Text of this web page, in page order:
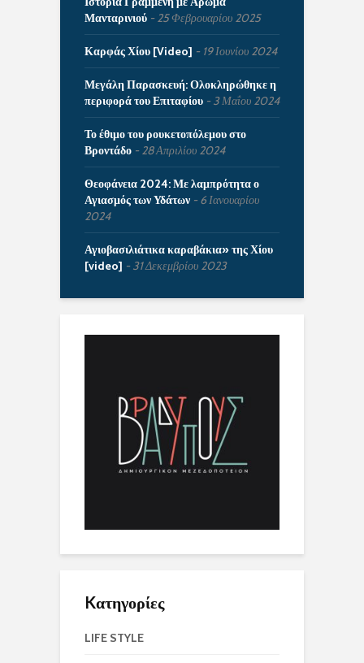
Μανταρινιού
25 Φεβρουαρίου 2025
Καρφάς Χίου [Video] 19 Ιουνίου 2024
Μεγάλη Παρασκευή: Ολοκληρώθηκε η
περιφορά του Επιταφίου
3 Μαΐου 2024
Το έθιμο του ρουκετοπόλεμου στο
Βροντάδο
28 Απριλίου 2024
Θεοφάνεια 2024: Με λαμπρότητα ο
Αγιασμός των Υδάτων
6 Ιανουαρίου
2024
Αγιοβασιλιάτικα καραβάκια» της Χίου
[video]
31 Δεκεμβρίου 2023
Kατηγορίες
LIFE STYLE